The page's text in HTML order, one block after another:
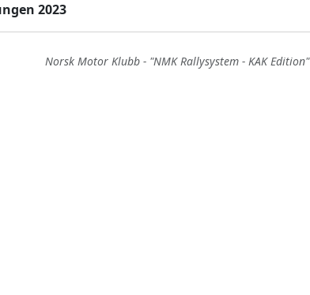
2023
Norsk Motor Klubb - "NMK Rallysystem - KAK Edition"